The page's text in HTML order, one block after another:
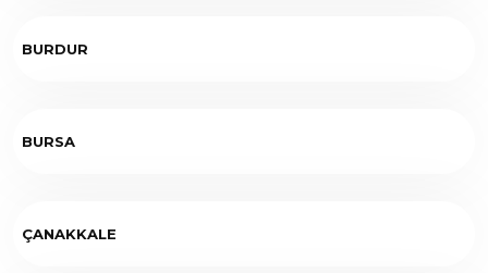
BURDUR
BURSA
ÇANAKKALE